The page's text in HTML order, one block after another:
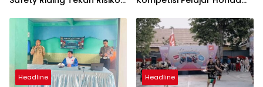
Utara
Headline Headline